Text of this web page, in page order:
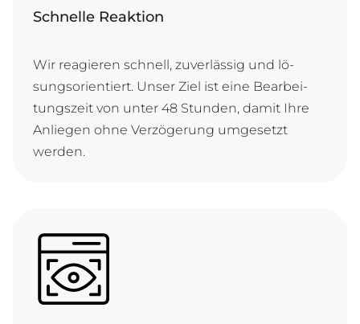
Schnelle Reaktion
Wir re­a­gie­ren schnell, zu­ver­läs­sig und lö­
sungs­ori­en­tiert. Un­ser Ziel ist ei­ne Be­ar­bei­
tungs­zeit von un­ter 48 Stun­den, da­mit Ih­re
An­lie­gen oh­ne Ver­zö­ge­rung um­ge­setzt
werden.